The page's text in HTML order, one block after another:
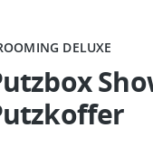
DELUXE